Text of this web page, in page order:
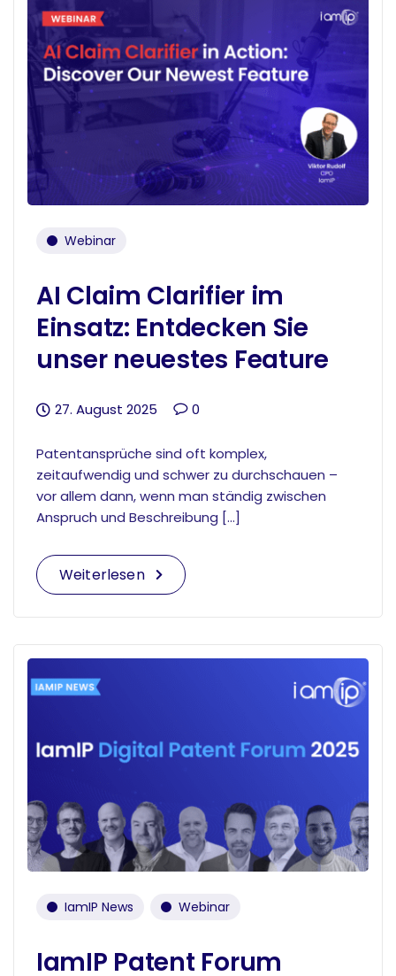
Webinar
AI Claim Clarifier im
Einsatz: Entdecken Sie
unser neuestes Feature
27. August 2025 0
Patentan­sprüche sind oft komplex,
zeitaufwendig und schwer zu durchschauen –
vor allem dann, wenn man ständig zwischen
Anspruch und Beschreibung […]
Weiterlesen
IamIP News Webinar
IamIP Patent Forum